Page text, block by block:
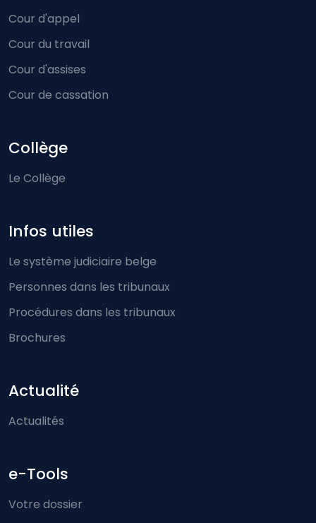
Cour d'appel
Cour du travail
Cour d'assises
Cour de cassation
Collège
Le Collège
Infos utiles
Le système judiciaire belge
Personnes dans les tribunaux
Procédures dans les tribunaux
Brochures
Actualité
Actualités
e-Tools
Votre dossier